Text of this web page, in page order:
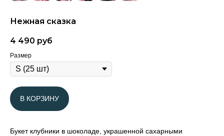
Нежная сказка
4 490 руб
Размер
В КОРЗИНУ
Букет клубники в шоколаде, украшенной сахарными